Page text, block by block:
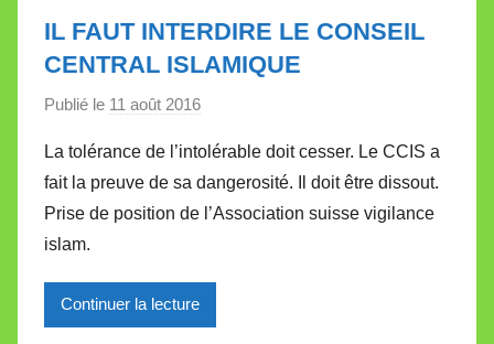
IL FAUT INTERDIRE LE CONSEIL
CENTRAL ISLAMIQUE
Publié le 11 août 2016
r
M
l
La tolérance de l’intolérable doit cesser. Le CCIS a
fait la preuve de sa dangerosité. Il doit être dissout.
Prise de position de l’Association suisse vigilance
islam.
Continuer la lecture